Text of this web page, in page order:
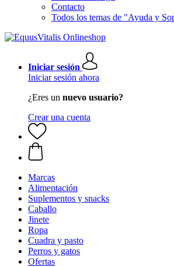
Contacto
Todos los temas de "Ayuda y
Iniciar sesión
Iniciar sesión ahora
¿Eres un nuevo usuario?
Crear una cuenta
Marcas
Alimentación
Suplementos y snacks
Caballo
Jinete
Ropa
Cuadra y pasto
Perros y gatos
Ofertas